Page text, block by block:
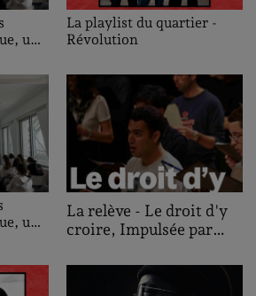
une
La playlist du quartier -
Révolution
une
La relève - Le droit d'y
croire, Impulsée par